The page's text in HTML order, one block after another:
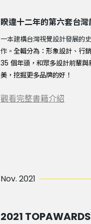
睽違十二年的第六套台
一本建構台灣視覺設計發展的
作。 全輯分為：形象設計、行
35 個年頭，和眾多設計前輩
美，挖掘更多品牌的好！
觀看完整書籍介紹
Nov. 2021
2021